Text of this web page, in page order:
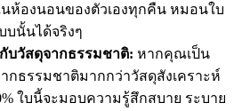
ห้องนอนของตัวเองทุกคืน หมอนใบ
บนั้นได้จริงๆ
วัสดุจากธรรมชาติ: หากคุณเป็น
กธรรมชาติมากกว่าวัสดุสังเคราะห์
ใบนี้จะมอบความรู้สึกสบาย ระบาย